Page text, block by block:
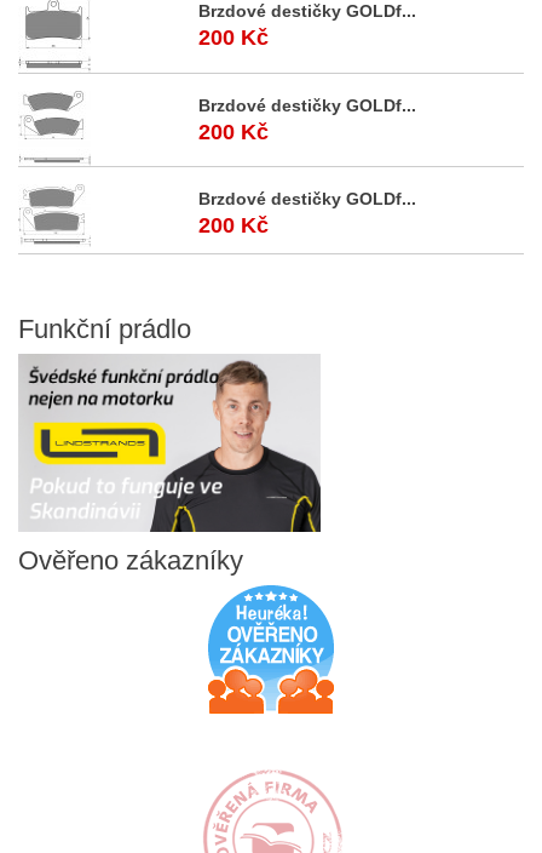
Brzdové destičky GOLDf...
200 Kč
Brzdové destičky GOLDf...
200 Kč
Brzdové destičky GOLDf...
200 Kč
Funkční prádlo
Ověřeno zákazníky